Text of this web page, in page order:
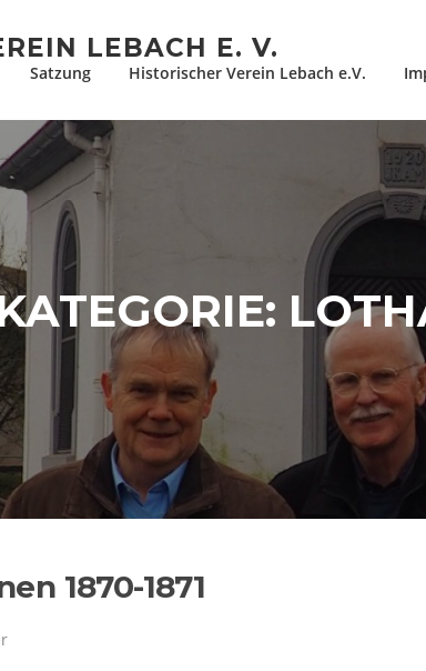
LEBACH E. V.
Satzung Historischer Verein Lebach e.V.
1870-1871